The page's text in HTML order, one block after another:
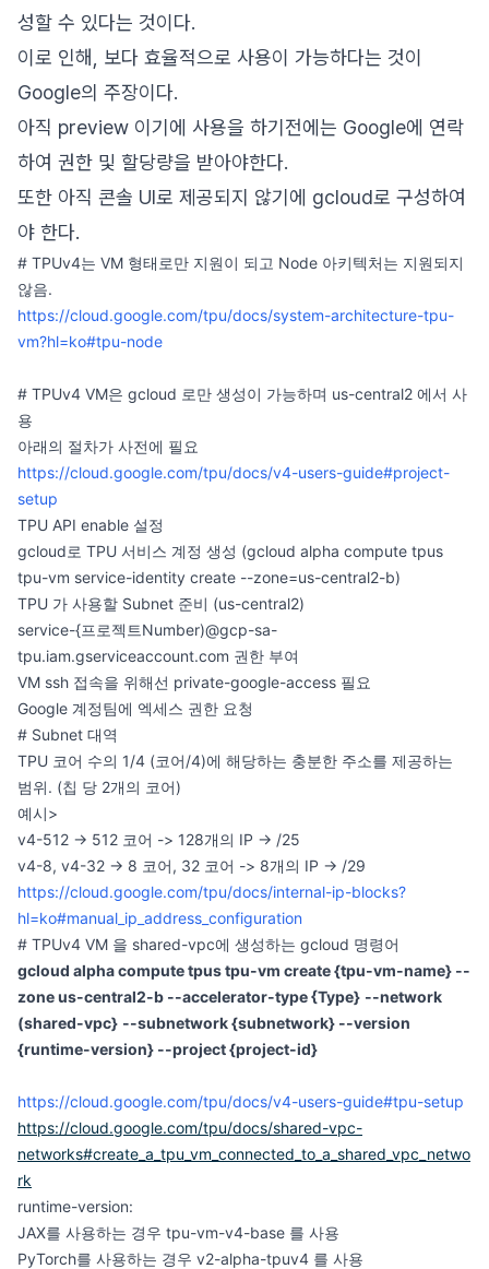
성할 수 있다는 것이다.
이로 인해, 보다 효율적으로 사용이 가능하다는 것이
Google의 주장이다.
아직 preview 이기에 사용을 하기전에는 Google에 연락
하여 권한 및 할당량을 받아야한다.
또한 아직 콘솔 UI로 제공되지 않기에 gcloud로 구성하여
야 한다.
# TPUv4는 VM 형태로만 지원이 되고 Node 아키텍처는 지원되지
않음.
https://cloud.google.com/tpu/docs/system-architecture-tpu-
vm?hl=ko#tpu-node
# TPUv4 VM은 gcloud 로만 생성이 가능하며 us-central2 에서 사
용
아래의 절차가 사전에 필요
https://cloud.google.com/tpu/docs/v4-users-guide#project-
setup
TPU API enable 설정
gcloud로 TPU 서비스 계정 생성 (gcloud alpha compute tpus
tpu-vm service-identity create --zone=us-central2-b)
TPU 가 사용할 Subnet 준비 (us-central2)
service-{프로젝트Number)@gcp-sa-
tpu.iam.gserviceaccount.com 권한 부여
VM ssh 접속을 위해선 private-google-access 필요
Google 계정팀에 엑세스 권한 요청
# Subnet 대역
TPU 코어 수의 1/4 (코어/4)에 해당하는 충분한 주소를 제공하는
범위. (칩 당 2개의 코어)
예시>
v4-512 -> 512 코어 -> 128개의 IP -> /25
v4-8, v4-32 -> 8 코어, 32 코어 -> 8개의 IP -> /29
https://cloud.google.com/tpu/docs/internal-ip-blocks?
hl=ko#manual_ip_address_configuration
# TPUv4 VM 을 shared-vpc에 생성하는 gcloud 명령어
gcloud alpha compute tpus tpu-vm create {tpu-vm-name} --
zone us-central2-b --accelerator-type {Type} --network
(shared-vpc} --subnetwork {subnetwork} --version
{runtime-version} --project {project-id}
https://cloud.google.com/tpu/docs/v4-users-guide#tpu-setup
https://cloud.google.com/tpu/docs/shared-vpc-
networks#create_a_tpu_vm_connected_to_a_shared_vpc_netwo
rk
runtime-version:
JAX를 사용하는 경우 tpu-vm-v4-base 를 사용
PyTorch를 사용하는 경우 v2-alpha-tpuv4 를 사용